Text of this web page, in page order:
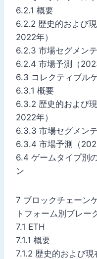
6.2.1 概要
6.2.2 歴史的および
2022年）
6.2.3 市場セグメン
6.2.4 市場予測（
6.3 コレクティブル
6.3.1 概要
6.3.2 歴史的および
2022年）
6.3.3 市場セグメン
6.3.4 市場予測（
6.4 ゲームタイプ別
ン
7 ブロックチェーン
トフォーム別ブレー
7.1 ETH
7.1.1 概要
7.1.2 歴史的および